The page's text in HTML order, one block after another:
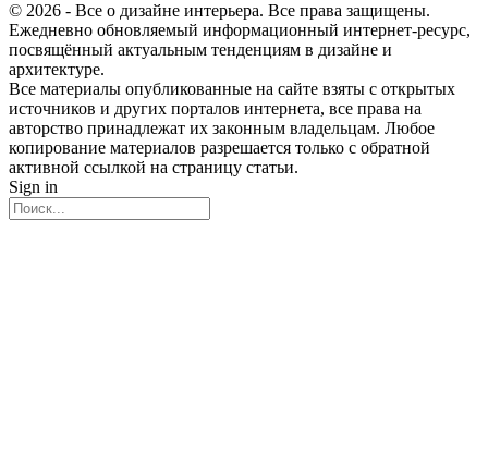
© 2026 - Все о дизайне интерьера. Все права защищены.
Ежедневно обновляемый информационный интернет-ресурс,
посвящённый актуальным тенденциям в дизайне и
архитектуре.
Все материалы опубликованные на сайте взяты с открытых
источников и других порталов интернета, все права на
авторство принадлежат их законным владельцам. Любое
копирование материалов разрешается только с обратной
активной ссылкой на страницу статьи.
Sign in